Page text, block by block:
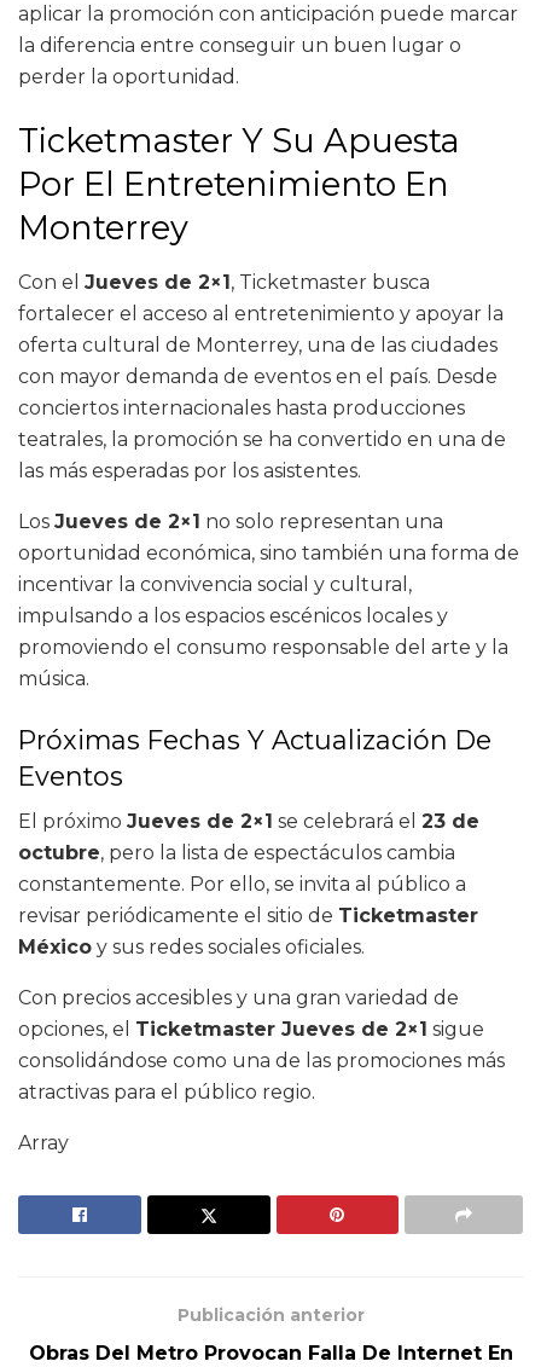
aplicar la promoción con anticipación puede marcar
la diferencia entre conseguir un buen lugar o
perder la oportunidad.
Ticketmaster Y Su Apuesta
Por El Entretenimiento En
Monterrey
Con el Jueves de 2×1, Ticketmaster busca
fortalecer el acceso al entretenimiento y apoyar la
oferta cultural de Monterrey, una de las ciudades
con mayor demanda de eventos en el país. Desde
conciertos internacionales hasta producciones
teatrales, la promoción se ha convertido en una de
las más esperadas por los asistentes.
Los Jueves de 2×1 no solo representan una
oportunidad económica, sino también una forma de
incentivar la convivencia social y cultural,
impulsando a los espacios escénicos locales y
promoviendo el consumo responsable del arte y la
música.
Próximas Fechas Y Actualización De
Eventos
El próximo Jueves de 2×1 se celebrará el 23 de
octubre, pero la lista de espectáculos cambia
constantemente. Por ello, se invita al público a
revisar periódicamente el sitio de Ticketmaster
México y sus redes sociales oficiales.
Con precios accesibles y una gran variedad de
opciones, el Ticketmaster Jueves de 2×1 sigue
consolidándose como una de las promociones más
atractivas para el público regio.
Array
Publicación anterior
Obras Del Metro Provocan Falla De Internet En